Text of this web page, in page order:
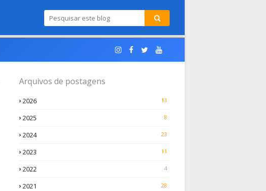
Arquivos de postagens
2026 13
2025 8
2024 23
2023 11
2022 4
2021 28